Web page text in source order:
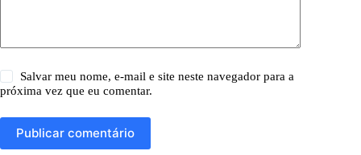
Salvar meu nome, e-mail e site neste navegador para a
próxima vez que eu comentar.
Publicar comentário